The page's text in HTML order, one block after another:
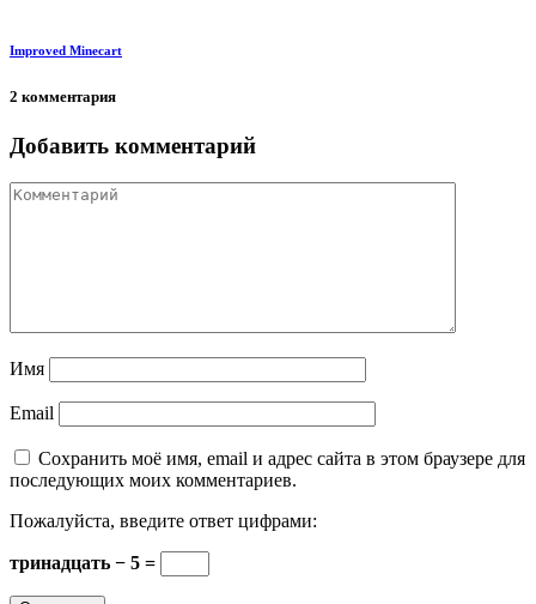
Improved Minecart
2 комментария
Добавить комментарий
Имя
Email
Сохранить моё имя, email и адрес сайта в этом браузере для
последующих моих комментариев.
Пожалуйста, введите ответ цифрами:
тринадцать − 5 =